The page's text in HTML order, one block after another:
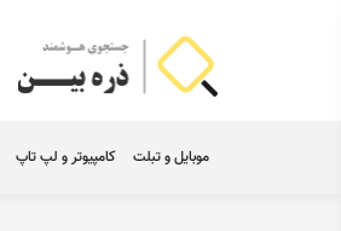
موبایل و تبلت کامپیوتر و لپ تاپ